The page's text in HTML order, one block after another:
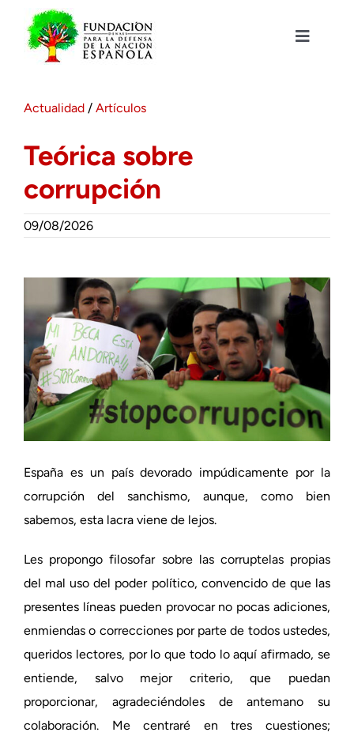
contenido
Toggle
Actualidad
Actividades
Actualidad/ Artículos
Teórica sobre
corrupción
09/08/2026
España es un país devorado impúdicamente por la
corrupción del sanchismo, aunque, como bien
sabemos, esta lacra viene de lejos.
Les propongo filosofar sobre las corruptelas propias
del mal uso del poder político, convencido de que las
presentes líneas pueden provocar no pocas adiciones,
enmiendas o correcciones por parte de todos ustedes,
queridos lectores, por lo que todo lo aquí afirmado, se
entiende, salvo mejor criterio, que puedan
proporcionar, agradeciéndoles de antemano su
colaboración. Me centraré en tres cuestiones;